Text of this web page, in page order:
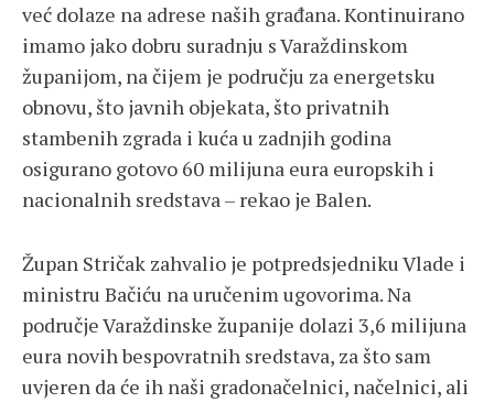
već dolaze na adrese naših građana. Kontinuirano
imamo jako dobru suradnju s Varaždinskom
županijom, na čijem je području za energetsku
obnovu, što javnih objekata, što privatnih
stambenih zgrada i kuća u zadnjih godina
osigurano gotovo 60 milijuna eura europskih i
nacionalnih sredstava – rekao je Balen.
Župan Stričak zahvalio je potpredsjedniku Vlade i
ministru Bačiću na uručenim ugovorima. Na
područje Varaždinske županije dolazi 3,6 milijuna
eura novih bespovratnih sredstava, za što sam
uvjeren da će ih naši gradonačelnici, načelnici, ali